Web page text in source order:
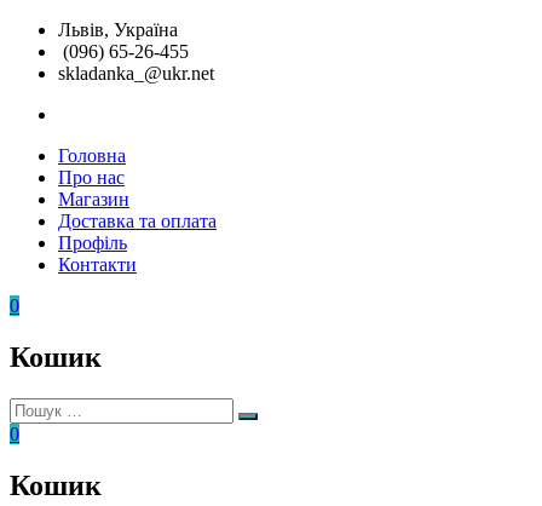
Перейти
вмісту
Львів, Україна
(096) 65-26-455
skladanka_@ukr.net
Складанка
Унікальні
розвиваючі
іграшки
Головна
Про нас
Магазин
Доставка та оплата
Профіль
Контакти
0
Кошик
Пошук:
Пошук
0
Кошик